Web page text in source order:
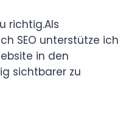
richtig.Als
SEO unterstütze ich
in den
sichtbarer zu